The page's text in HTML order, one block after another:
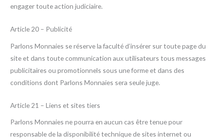
engager toute action judiciaire.
Article 20 – Publicité
Parlons Monnaies se réserve la faculté d’insérer sur toute page du
site et dans toute communication aux utilisateurs tous messages
publicitaires ou promotionnels sous une forme et dans des
conditions dont Parlons Monnaies sera seule juge.
Article 21 – Liens et sites tiers
Parlons Monnaies ne pourra en aucun cas être tenue pour
responsable de la disponibilité technique de sites internet ou